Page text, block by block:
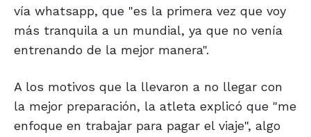
vía whatsapp, que "es la primera vez que voy
más tranquila a un mundial, ya que no venía
entrenando de la mejor manera".
A los motivos que la llevaron a no llegar con
la mejor preparación, la atleta explicó que "me
enfoque en trabajar para pagar el viaje", algo